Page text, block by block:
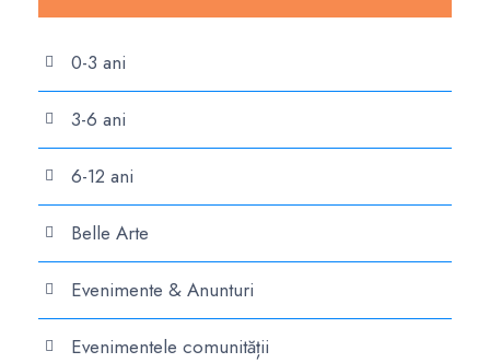
0-3 ani
3-6 ani
6-12 ani
Belle Arte
Evenimente & Anunturi
Evenimentele comunității